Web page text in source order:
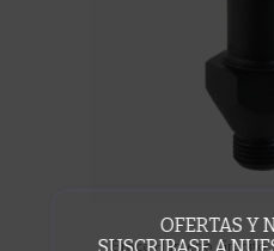
Broca Húmedo Granito,
OFERTAS Y